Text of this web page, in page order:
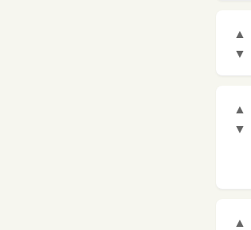
▲
▼
▲
▼
▲